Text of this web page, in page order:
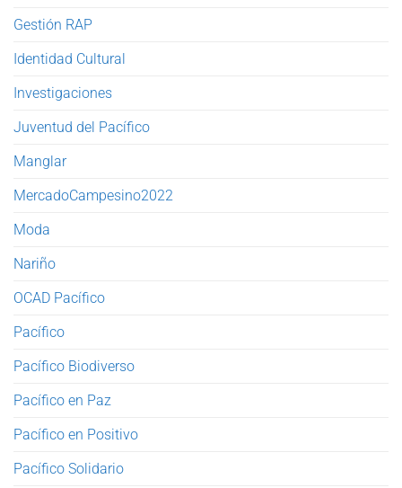
Gestión RAP
Identidad Cultural
Investigaciones
Juventud del Pacífico
Manglar
MercadoCampesino2022
Moda
Nariño
OCAD Pacífico
Pacífico
Pacífico Biodiverso
Pacífico en Paz
Pacífico en Positivo
Pacífico Solidario